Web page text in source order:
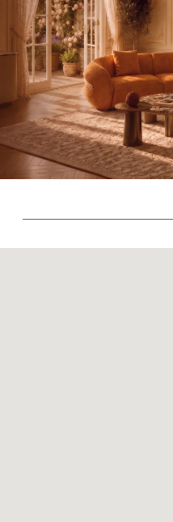
© 2026 Sky Living
Политика конфиденциальности
Политика возврата товаров
Telegram и YouTube ограничены на территории РФ
(на основании ФЗ-149 "Об информации")